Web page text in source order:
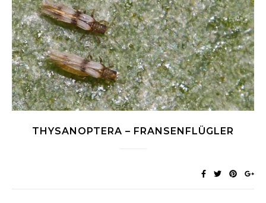
THYSANOPTERA – FRANSENFLÜGLER